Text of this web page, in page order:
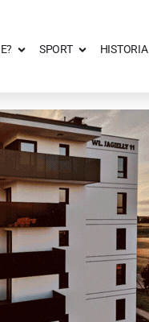
SPORT HISTORIA